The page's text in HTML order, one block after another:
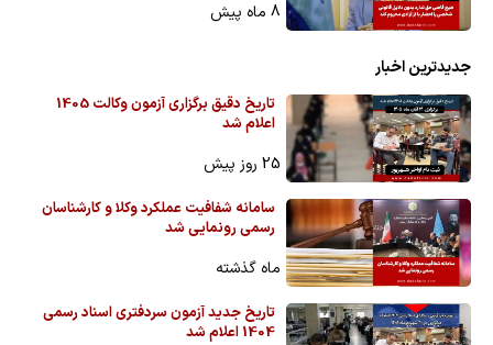
8 ماه پیش
جدیدترین اخبار
تاریخ دقیق برگزاری آزمون وکالت 1405
اعلام شد
25 روز پیش
سامانه شفافیت عملکرد وکلا و کارشناسان
رسمی رونمایی شد
ماه گذشته
تاریخ جدید آزمون سردفتری اسناد رسمی
1404 اعلام شد